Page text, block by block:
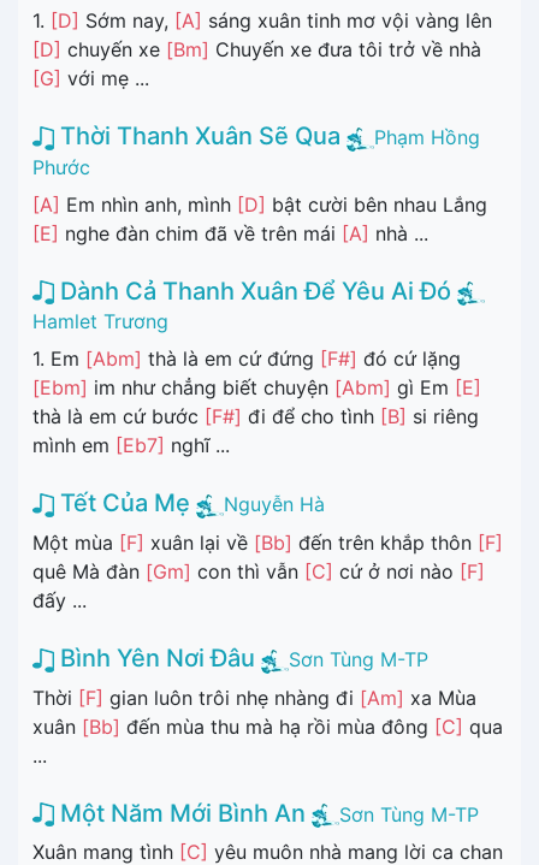
1. [D] Sớm nay, [A] sáng xuân tinh mơ vội vàng lên
[D] chuyến xe [Bm] Chuyến xe đưa tôi trở về nhà
[G] với mẹ ...
Thời Thanh Xuân Sẽ Qua
Phạm Hồng
Phước
[A] Em nhìn anh, mình [D] bật cười bên nhau Lắng
[E] nghe đàn chim đã về trên mái [A] nhà ...
Dành Cả Thanh Xuân Để Yêu Ai Đó
Hamlet Trương
1. Em [Abm] thà là em cứ đứng [F#] đó cứ lặng
[Ebm] im như chẳng biết chuyện [Abm] gì Em [E]
thà là em cứ bước [F#] đi để cho tình [B] si riêng
mình em [Eb7] nghĩ ...
Tết Của Mẹ
Nguyễn Hà
Một mùa [F] xuân lại về [Bb] đến trên khắp thôn [F]
quê Mà đàn [Gm] con thì vẫn [C] cứ ở nơi nào [F]
đấy ...
Bình Yên Nơi Đâu
Sơn Tùng M-TP
Thời [F] gian luôn trôi nhẹ nhàng đi [Am] xa Mùa
xuân [Bb] đến mùa thu mà hạ rồi mùa đông [C] qua
...
Một Năm Mới Bình An
Sơn Tùng M-TP
Xuân mang tình [C] yêu muôn nhà mang lời ca chan